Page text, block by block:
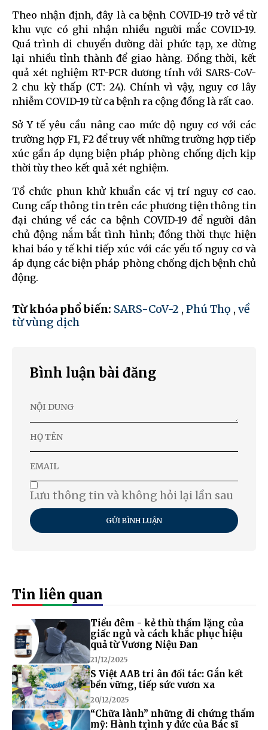
Theo nhận định, đây là ca bệnh COVID-19 trở về từ
khu vực có ghi nhận nhiều người mắc COVID-19.
Quá trình di chuyển đường dài phức tạp, xe dừng
lại nhiều tỉnh thành để giao hàng. Đồng thời, kết
quả xét nghiệm RT-PCR dương tính với SARS-CoV-
2 chu kỳ thấp (CT: 24). Chính vì vậy, nguy cơ lây
nhiễm COVID-19 từ ca bệnh ra cộng đồng là rất cao.
Sở Y tế yêu cầu nâng cao mức độ nguy cơ với các
trường hợp F1, F2 để truy vết những trường hợp tiếp
xúc gần áp dụng biện pháp phòng chống dịch kịp
thời tùy theo kết quả xét nghiệm.
Tổ chức phun khử khuẩn các vị trí nguy cơ cao.
Cung cấp thông tin trên các phương tiện thông tin
đại chúng về các ca bệnh COVID-19 để người dân
chủ động nắm bắt tình hình; đồng thời thực hiện
khai báo y tế khi tiếp xúc với các yếu tố nguy cơ và
áp dụng các biện pháp phòng chống dịch bệnh chủ
động.
Từ khóa phổ biến: SARS-CoV-2 , Phú Thọ , về
từ vùng dịch
Bình luận bài đăng
Lưu thông tin và không hỏi lại lần sau
GỬI BÌNH LUẬN
Tin liên quan
Tiểu đêm - kẻ thù thầm lặng của
giấc ngủ và cách khắc phục hiệu
quả từ Vương Niệu Đan
21/12/2025
S Việt AAB tri ân đối tác: Gắn kết
bền vững, tiếp sức vươn xa
20/12/2025
“Chữa lành” những di chứng thẩm
mỹ: Hành trình y đức của Bác sĩ